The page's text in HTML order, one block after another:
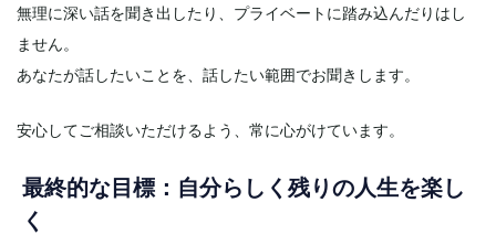
無理に深い話を聞き出したり、プライベートに踏み込んだりはし
ません。
あなたが話したいことを、話したい範囲でお聞きします。
安心してご相談いただけるよう、常に心がけています。
最終的な目標：自分らしく残りの人生を楽し
く